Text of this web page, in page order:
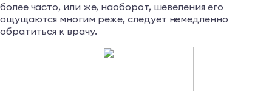
более часто, или же, наоборот, шевеления его
ощущаются многим реже, следует немедленно
обратиться к врачу.